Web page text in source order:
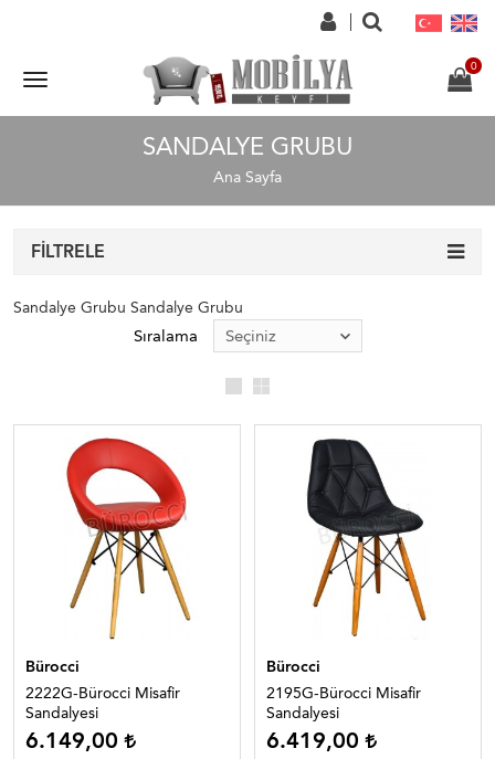
SANDALYE GRUBU
Ana Sayfa
FILTRELE
Sandalye Grubu Sandalye Grubu
Sıralama
Bürocci
2222G-Bürocci Misafir
Sandalyesi
6.149,00
Bürocci
2195G-Bürocci Misafir
Sandalyesi
6.419,00